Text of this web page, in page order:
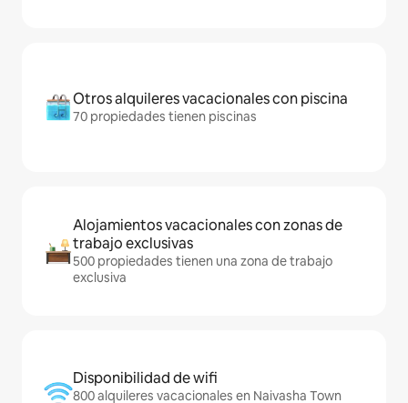
Otros alquileres vacacionales con piscina
70 propiedades tienen piscinas
Alojamientos vacacionales con zonas de
trabajo exclusivas
500 propiedades tienen una zona de trabajo
exclusiva
Disponibilidad de wifi
800 alquileres vacacionales en Naivasha Town